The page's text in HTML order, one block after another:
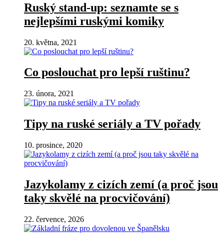
Ruský stand-up: seznamte se s
nejlepšími ruskými komiky
20. května, 2021
Co poslouchat pro lepší ruštinu?
23. února, 2021
Tipy na ruské seriály a TV pořady
10. prosince, 2020
Jazykolamy z cizích zemí (a proč jsou
taky skvělé na procvičování)
22. července, 2026